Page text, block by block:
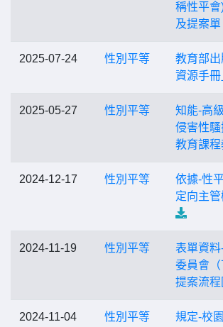
稱性平
及提案單
2025-07-24 性別平等
教育部
資源手冊
2025-05-27 性別平等
知能-高
侵害性
教育課
2024-12-17 性別平等
依據-性
定向主
2024-11-19 性別平等
表單資
委員會
提案流
2024-11-04 性別平等
規定-校